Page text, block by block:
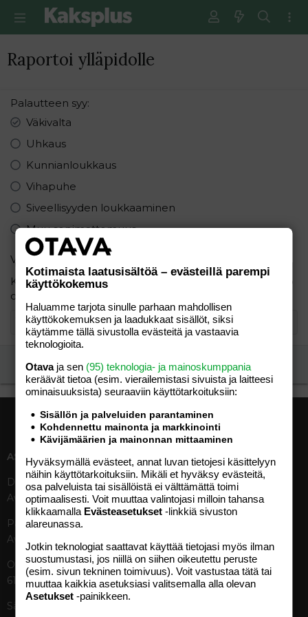
Raportoi ylläpidolle
Palautteen syy
Väkivalta
Uhkaus
Kunnianloukkaus
Vihapuhe
Siveellisyyden loukkaaminen
Muu sopimattomuus
Varmistus
Kuinka monta sanaa on lauseessa: "Kuinka paljon kello
on?"
Ilmoita asiaton viesti
ASIAKASPALVELU
Digipalvelut (09) 156 6227
Avoinna ma–pe 8–19
Painettu lehti (09) 156 665
Avoinna ma–pe 8–19
Otavamedian vaihde (09) 156
61
Sähköposti (digi)
MEDIATIEDOT
Tekniset tiedot, aikataulut ja
ilmoitushinnat
Tietoa verkon kävijöistä
Avoimuusraportti
Käyttöehdot
TUOTTEET
Kotimaista laatusisältöä – evästeillä parempi
käyttökokemus
Haluamme tarjota sinulle parhaan mahdollisen
käyttökokemuksen ja laadukkaat sisällöt, siksi
käytämme tällä sivustolla evästeitä ja vastaavia
teknologioita.
Otavaja sen (95) teknologia- ja mainoskumppania
keräävät tietoa (esim. vierailemis­tasi sivuista ja laitteesi
ominaisuuk­sista) seuraaviin käyttötarkoituksiin:
Sisällön ja palveluiden parantaminen
Kohdennettu mainonta ja markkinointi
Kävijämäärien ja mainonnan mittaaminen
Hyväksymällä evästeet, annat luvan tietojesi käsittelyyn
näihin käyttötarkoituksiin. Mikäli et hyväksy evästeitä,
osa palveluista tai sisällöistä ei välttämättä toimi
optimaalisesti. Voit muuttaa valintojasi milloin tahansa
klikkaamalla Evästeasetukset -linkkiä sivuston
alareunassa.
Jotkin teknologiat saattavat käyttää tietojasi myös ilman
suostumustasi, jos niillä on siihen oikeutettu peruste
(esim. sivun tekninen toimivuus). Voit vastustaa tätä tai
muuttaa kaikkia asetuksiasi valitsemalla alla olevan
Asetukset -painikkeen.